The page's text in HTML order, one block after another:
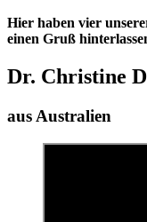
Hier haben vier
einen Gruß
Dr. Christine
aus Australien